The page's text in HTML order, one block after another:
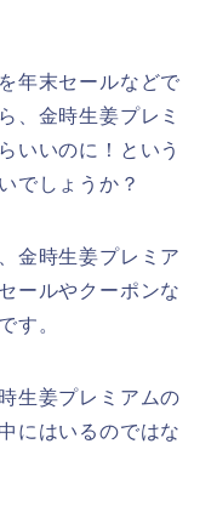
年末セールなどで
、金時生姜プレミ
いいのに！という
でしょうか？
金時生姜プレミア
ールやクーポンな
す。
生姜プレミアムの
にはいるのではな